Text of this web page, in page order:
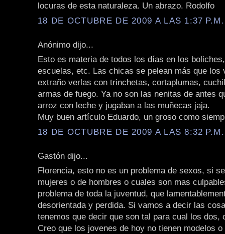
locuras de esta naturaleza. Un abrazo. Rodolfo
18 DE OCTUBRE DE 2009 A LAS 1:37 P.M.
Anónimo dijo...
Esto es materia de todos los días en los
escuelas, etc. Las chicas se pelean más que los
extraño verlas con trinchetas, cortaplumas,
armas de fuego. Ya no son las nenitas de antes
arroz con leche y jugaban a las muñecas jaja.
Muy buen artículo Eduardo, un groso como
18 DE OCTUBRE DE 2009 A LAS 8:32 P.M.
Gastón dijo...
Florencia, esto no es un problema de sexos, si
mujeres o de hombres o cuales son mas
problema de toda la juventud, que
desorientada y perdida. Si vamos a decir las
tenemos que decir que son tal para cual los dos,
Creo que los jovenes de hoy no tienen modelos